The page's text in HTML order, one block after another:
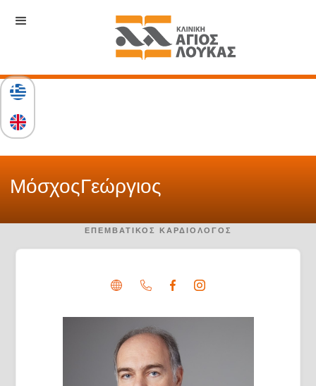
ΜόσχοςΓεώργιος
ΕΠΕΜΒΑΤΙΚΌΣ ΚΑΡΔΙΟΛΌΓΟΣ